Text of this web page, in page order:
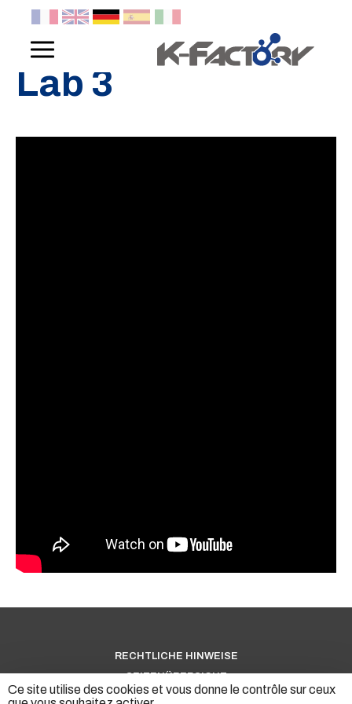
Panneau de gestion des cookies
Ce site utilise des cookies et vous donne le contrôle sur ceux
Lab 3
RECHTLICHE HINWEISE
SEITENÜBERSICHT
PERSÖNLICHE DATEN